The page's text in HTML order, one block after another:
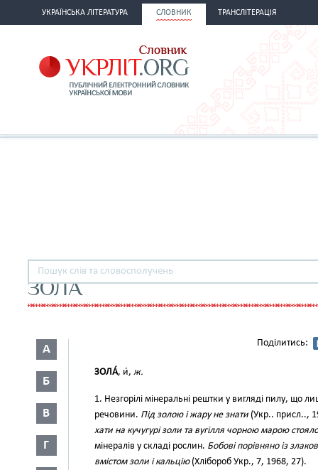
УКРАЇНСЬКА ЛІТЕРАТУРА СЛОВНИК ТРАНСЛІТЕРАЦІЯ
ЗОЛА
А
Б
В
Г
Поділитись:
ЗОЛА́, и́, ж.
1. Незгорілі мінеральні рештки у вигляді пилу, що
речовини. Під золою і жару не знати (Укр.. присл..,
хати на кучугурі золи та вугілля чорною марою
мінералів у складі рослин. Бобові порівняно із
вмістом золи і кальцію(Хлібороб Укр., 7, 1968, 27).